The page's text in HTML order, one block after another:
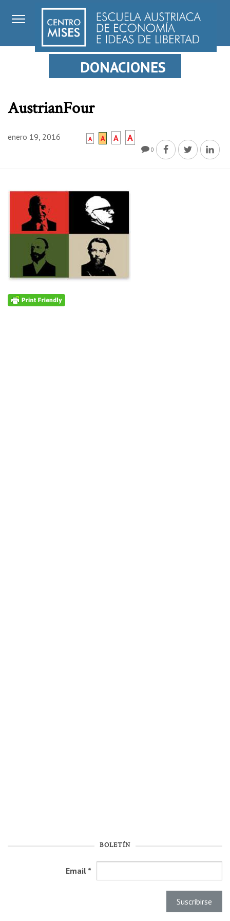
DONACIONES
AustrianFour
enero 19, 2016 A A A A
0
BOLETÍN
Email *